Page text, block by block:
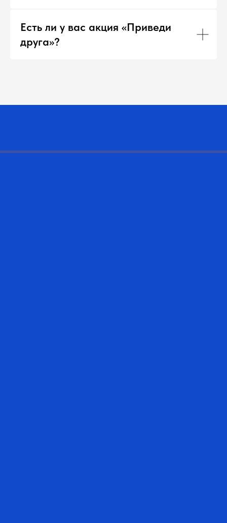
Есть ли у вас акция «Приведи
друга»?